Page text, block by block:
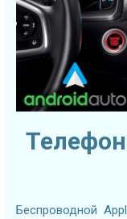
Беспроводной